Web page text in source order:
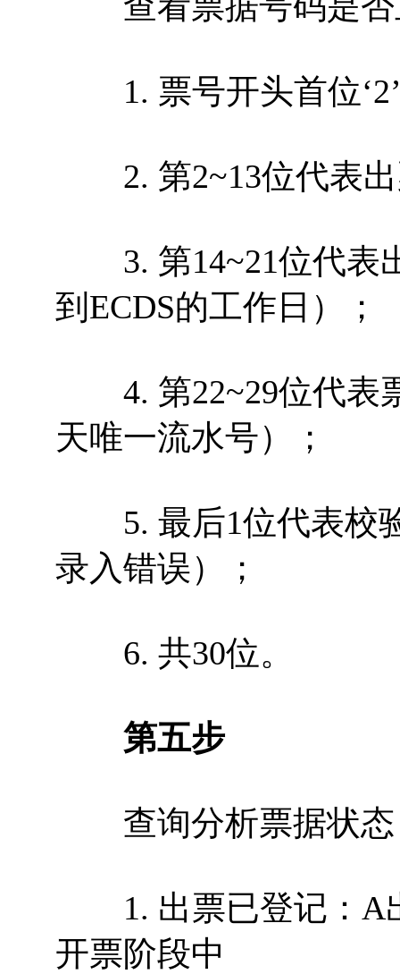
1. 票号开头首位‘2’
2. 第2~13位代表出
3. 第14~21位代表
到ECDS的工作日）；
4. 第22~29位代表
天唯一流水号）；
5. 最后1位代表校验
录入错误）；
6. 共30位。
第五步
查询分析票据状态
1. 出票已登记：A
开票阶段中